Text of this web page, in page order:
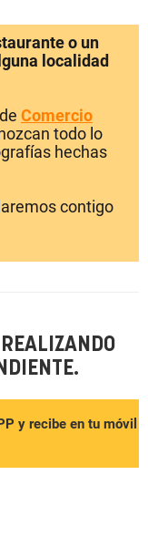
o un
localidad
Comercio
todo lo
hechas
contigo
y recibe en tu móvil